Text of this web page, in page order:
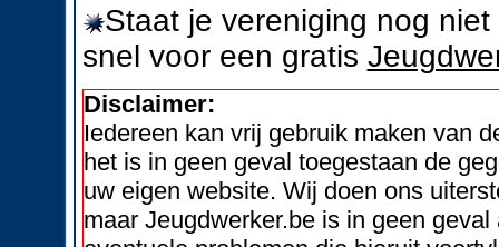
Staat je vereniging nog
snel voor een gratis
Disclaimer:
Iedereen kan vrij gebruik maken van
het is in geen geval toegestaan de
uw eigen website. Wij doen ons
maar Jeugdwerker.be is in geen